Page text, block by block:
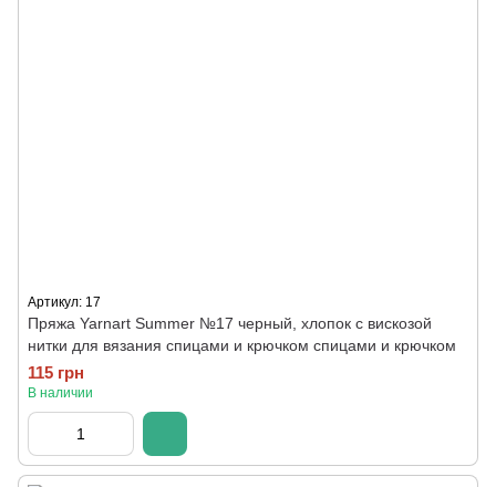
Артикул: 17
Пряжа Yarnart Summer №17 черный, хлопок с вискозой
нитки для вязания спицами и крючком спицами и крючком
115 грн
В наличии